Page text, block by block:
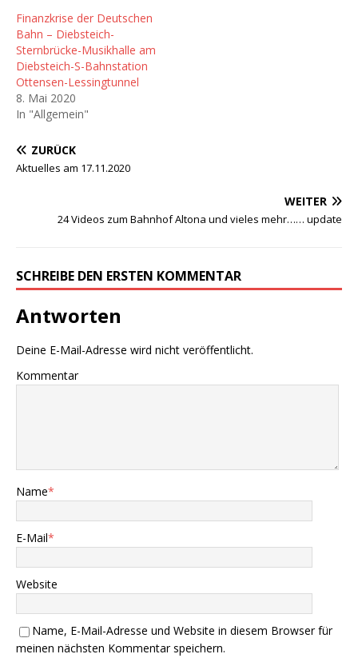
Finanzkrise der Deutschen
Bahn – Diebsteich-
Sternbrücke-Musikhalle am
Diebsteich-S-Bahnstation
Ottensen-Lessingtunnel
8. Mai 2020
In "Allgemein"
ZURÜCK
Aktuelles am 17.11.2020
WEITER
24 Videos zum Bahnhof Altona und vieles mehr…… update
SCHREIBE DEN ERSTEN KOMMENTAR
Antworten
Deine E-Mail-Adresse wird nicht veröffentlicht.
Kommentar
Name*
E-Mail*
Website
Name, E-Mail-Adresse und Website in diesem Browser für
meinen nächsten Kommentar speichern.